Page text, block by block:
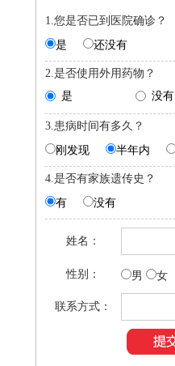
1.您是否已到医院确诊？
是
还没有
2.是否使用外用药物？
是
没有
3.患病时间有多久？
刚发现
半年内
4.是否有家族遗传史？
有
没有
姓名：
性别： 男 女
联系方式：